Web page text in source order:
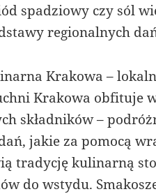
spadziowy czy sól
regionalnych
Krakowa –
Krakowa obfituje
składników –
jakie za pomocą
tradycję kulinarną
do wstydu.